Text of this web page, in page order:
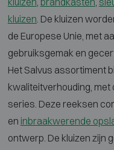
kluizen . De kluizen
de Europese Unie, met
gebruiksgemak en
Het Salvus assortiment
kwaliteitverhouding, met
series. Deze reeksen
en inbraakwerende
ontwerp. De kluizen zijn